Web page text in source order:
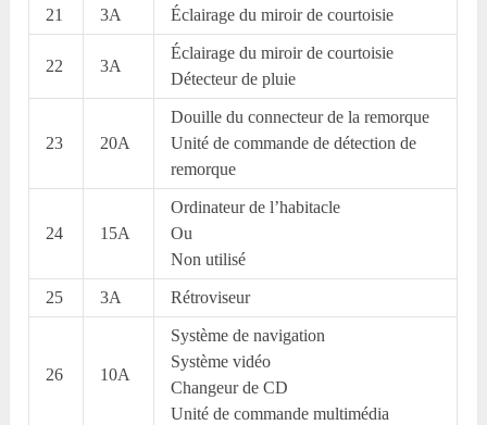
21 3A Éclairage du miroir de courtoisie
22 3A
Éclairage du miroir de courtoisie
Détecteur de pluie
23 20A
Douille du connecteur de la remorque
Unité de commande de détection de
remorque
24 15A
Ordinateur de l’habitacle
Ou
Non utilisé
25 3A Rétroviseur
26 10A
Système de navigation
Système vidéo
Changeur de CD
Unité de commande multimédia